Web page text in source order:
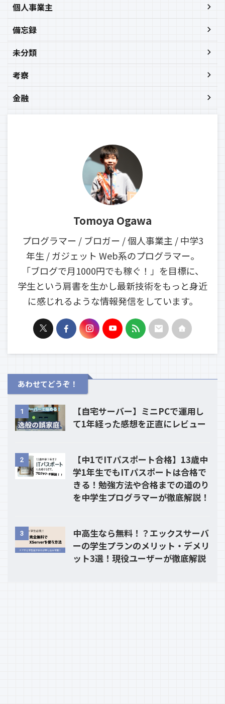
個人事業主
備忘録
未分類
考察
金融
Tomoya Ogawa
プログラマー / ブロガー / 個人事業主 / 中学3
年生 / ガジェット Web系のプログラマー。
「ブログで月1000円でも稼ぐ！」を目標に、
学生という肩書を生かし最新技術をもっと身近
に感じれるような情報発信をしています。
あわせてどうぞ！
1
【自宅サーバー】ミニPCで運用し
て1年経った感想を正直にレビュー
2
【中1でITパスポート合格】13歳中
学1年生でもITパスポートは合格で
きる！勉強方法や合格までの道のり
を中学生プログラマーが徹底解説！
3
中高生なら無料！？エックスサーバ
ーの学生プランのメリット・デメリ
ット3選！現役ユーザーが徹底解説